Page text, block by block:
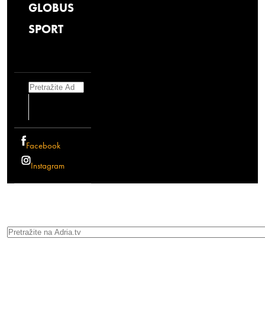
GLOBUS
SPORT
Search
Facebook
Instagram
Search